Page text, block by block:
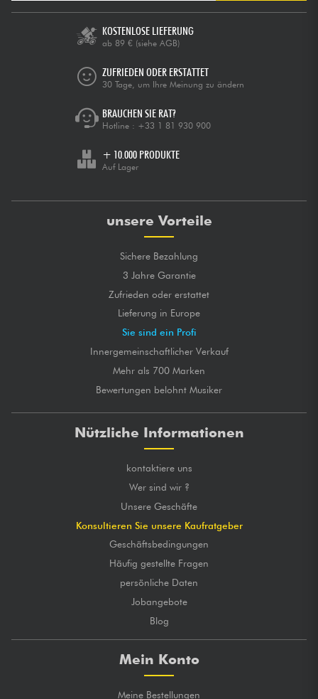
KOSTENLOSE LIEFERUNG
ab 89 € (siehe AGB)
ZUFRIEDEN ODER ERSTATTET
30 Tage, um Ihre Meinung zu ändern
BRAUCHEN SIE RAT?
Hotline : +33 1 81 930 900
+ 10.000 PRODUKTE
Auf Lager
unsere Vorteile
Sichere Bezahlung
3 Jahre Garantie
Zufrieden oder erstattet
Lieferung in Europe
Sie sind ein Profi
Innergemeinschaftlicher Verkauf
Mehr als 700 Marken
Bewertungen belohnt Musiker
Nützliche Informationen
kontaktiere uns
Wer sind wir ?
Unsere Geschäfte
Konsultieren Sie unsere Kaufratgeber
Geschäftsbedingungen
Häufig gestellte Fragen
persönliche Daten
Jobangebote
Blog
Mein Konto
Meine Bestellungen